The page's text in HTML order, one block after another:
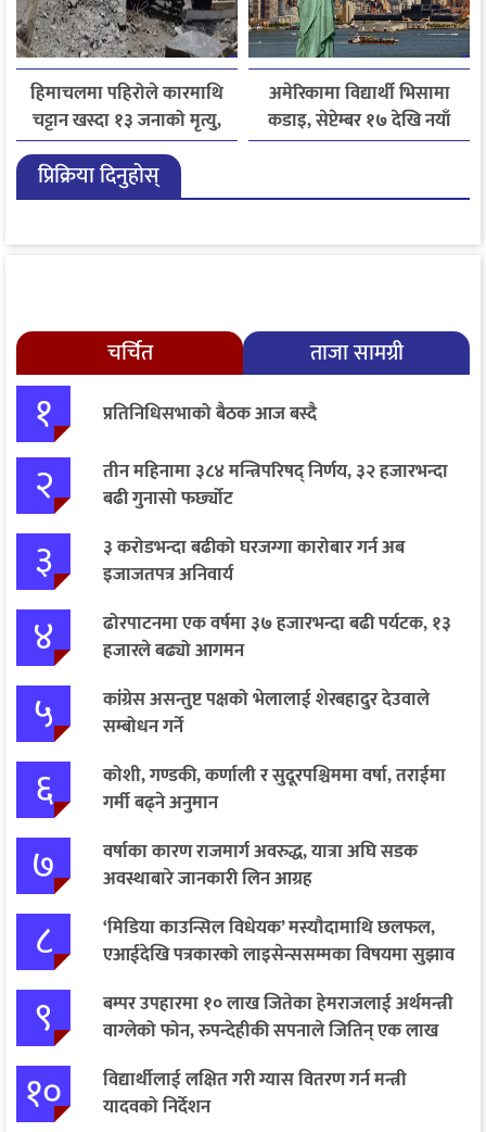
हिमाचलमा पहिरोले कारमाथि
चट्टान खस्दा १३ जनाको मृत्यु,
दुई घाइते
अमेरिकामा विद्यार्थी भिसामा
कडाइ, सेप्टेम्बर १७ देखि नयाँ
नियम लागू
प्रिक्रिया दिनुहोस्
चर्चित ताजा सामग्री
१ प्रतिनिधिसभाको बैठक आज बस्दै
२
तीन महिनामा ३८४ मन्त्रिपरिषद् निर्णय, ३२ हजारभन्दा
बढी गुनासो फर्छ्योट
३
३ करोडभन्दा बढीको घरजग्गा कारोबार गर्न अब
इजाजतपत्र अनिवार्य
४
ढोरपाटनमा एक वर्षमा ३७ हजारभन्दा बढी पर्यटक, १३
हजारले बढ्यो आगमन
५
कांग्रेस असन्तुष्ट पक्षको भेलालाई शेरबहादुर देउवाले
सम्बोधन गर्ने
६
कोशी, गण्डकी, कर्णाली र सुदूरपश्चिममा वर्षा, तराईमा
गर्मी बढ्ने अनुमान
७
वर्षाका कारण राजमार्ग अवरुद्ध, यात्रा अघि सडक
अवस्थाबारे जानकारी लिन आग्रह
८
‘मिडिया काउन्सिल विधेयक’ मस्यौदामाथि छलफल,
एआईदेखि पत्रकारको लाइसेन्ससम्मका विषयमा सुझाव
९
बम्पर उपहारमा १० लाख जितेका हेमराजलाई अर्थमन्त्री
वाग्लेको फोन, रुपन्देहीकी सपनाले जितिन् एक लाख
१०
विद्यार्थीलाई लक्षित गरी ग्यास वितरण गर्न मन्त्री
यादवको निर्देशन